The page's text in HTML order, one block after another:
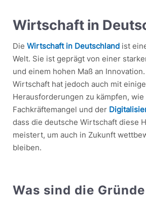
Wirtschaft in
Die Wirtschaft in Deutschlandist
Welt. Sie ist geprägt von einer
und einem hohen Maß an
Wirtschaft hat jedoch auch mit
Herausforderungen zu kämpfen, wie
Fachkräftemangel und der
dass die deutsche Wirtschaft diese
meistert, um auch in Zukunft
bleiben.
Was sind die